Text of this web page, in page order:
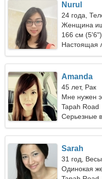
Nurul
24 года,
Женщина
166 см
Настоящая
Amanda
45 лет, Рак
Мне нужен
поездок
Tapah Road
Серьезные
Sarah
31 год, Весы
Одинокая